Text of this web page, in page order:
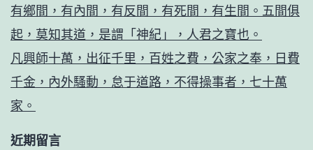
有鄉間，有內間，有反間，有死間，有生間。五間俱
起，莫知其道，是謂「神紀」，人君之寶也。
凡興師十萬，出征千里，百姓之費，公家之奉，日費
千金，內外騷動，怠于道路，不得操事者，七十萬
家。
近期留言